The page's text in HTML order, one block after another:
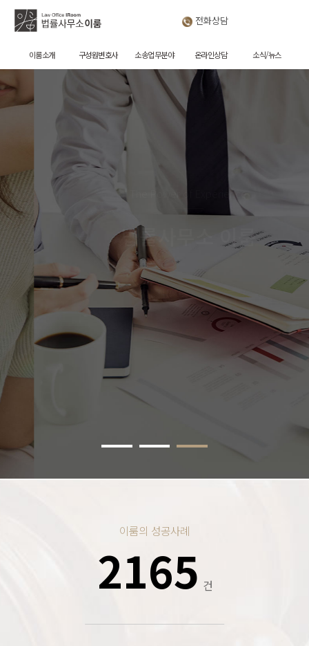
전화상담
이룸소개 구성원변호사 소송업무분야 온라인상담 소식/뉴스
법률사무소 이룸
모든 종류의 가사소송 사건 진행 경험
상간소송에 강한 이유는 결국 '경험'에 있습니다.
MORE
이룸의 성공사례
2165 건